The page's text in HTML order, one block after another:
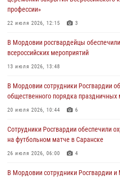
03 августа 2026, 08:58
Сотрудники Росгвардии обеспечили
03 августа 2026, 08:32 5
В Мордовии отметили День ВДВ:
03 августа 2026, 07:40
В Мордовии подведены итоги работы
02 августа 2026, 06:31
профессии»
22 июля 2026, 12:15 3
В Мордовии росгвардейцы
всероссийских мероприятий
13 июля 2026, 13:48
В Мордовии сотрудники Росгвардии
общественного порядка
20 июля 2026, 10:44 6
Сотрудники Росгвардии обеспечили
на футбольном матче в Саранске
26 июля 2026, 06:00 4
В Мордовии сотрудники Росгвардии